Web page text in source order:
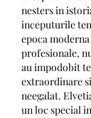
nesters in
inceputurile
epoca
profesionale,
au impodobit
extraordinare
neegalat.
un loc special